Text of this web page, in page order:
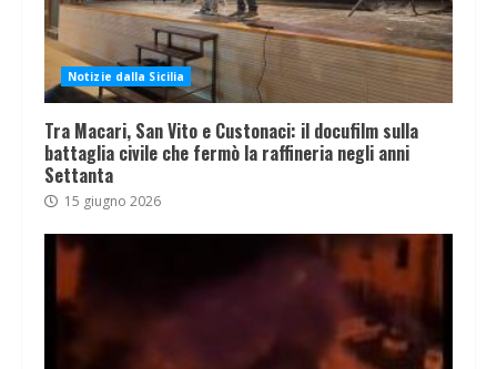
Notizie dalla Sicilia
Tra Macari, San Vito e Custonaci: il docufilm sulla
battaglia civile che fermò la raffineria negli anni
Settanta
15 giugno 2026